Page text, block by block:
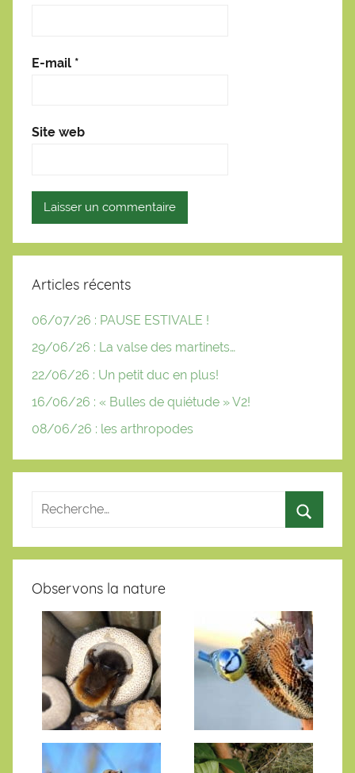
E-mail *
Site web
Articles récents
06/07/26 : PAUSE ESTIVALE !
29/06/26 : La valse des martinets…
22/06/26 : Un petit duc en plus!
16/06/26 : « Bulles de quiétude » V2!
08/06/26 : les arthropodes
Observons la nature